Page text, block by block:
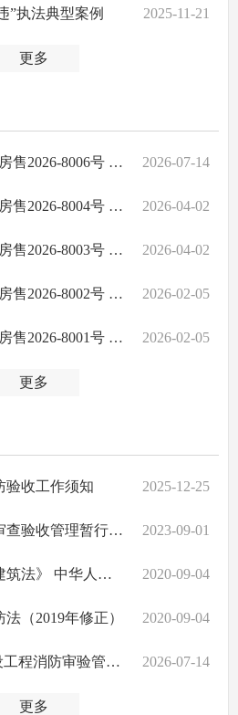
2025-11-21
”执法典型案例
更多
2026-07-14
商品房预售许可证--常房售2026-8006号 丰华悦园
2026-04-02
商品房预售许可证--常房售2026-8004号 新熙里二期
2026-04-02
商品房预售许可证--常房售2026-8003号 新熙里二期
2026-02-05
商品房预售许可证--常房售2026-8002号 白马湖壹号
2026-02-05
商品房预售许可证--常房售2026-8001号 白马湖壹号
更多
2025-12-25
验收工作须知
2023-09-01
民共和国住房和城乡建设部令第58号
2020-09-04
民共和国主席令第91号
2020-09-04
（2019年修正）
2026-07-14
关于印发《常德市建设工程消防审验管理工作协同机制（试行）》的通知
更多